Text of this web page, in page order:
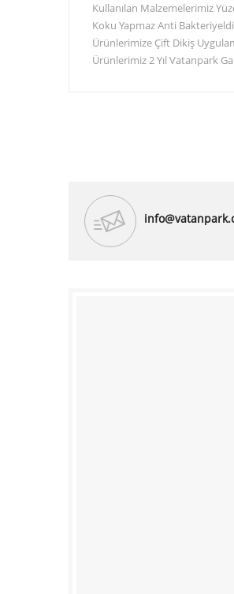
Kullanılan Malzemelerimiz
Koku Yapmaz Anti
Ürünlerimize Çift Dikiş
Ürünlerimiz 2 Yıl Vatanpark